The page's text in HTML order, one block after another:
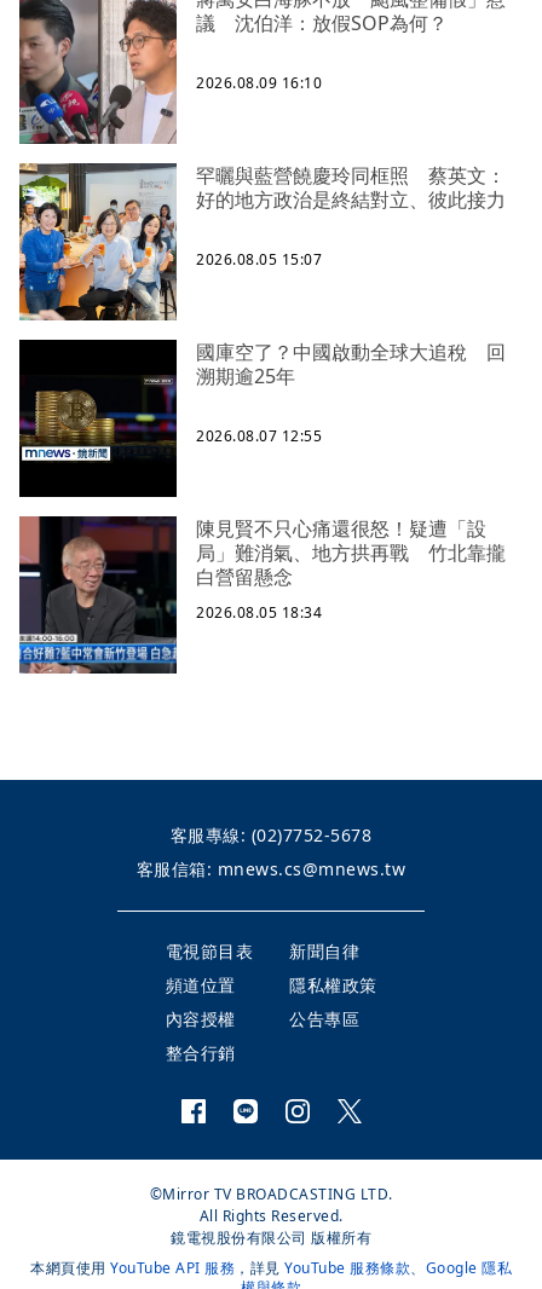
議 沈伯洋：放假SOP為何？
2026.08.09 16:10
罕曬與藍營饒慶玲同框照 蔡英文：
好的地方政治是終結對立、彼此接力
2026.08.05 15:07
國庫空了？中國啟動全球大追稅 回
溯期逾25年
2026.08.07 12:55
陳見賢不只心痛還很怒！疑遭「設
局」難消氣、地方拱再戰 竹北靠攏
白營留懸念
2026.08.05 18:34
客服專線: (02)7752-5678
客服信箱: mnews.cs@mnews.tw
電視節目表
新聞自律
頻道位置
隱私權政策
內容授權
公告專區
整合行銷
©Mirror TV BROADCASTING LTD.
All Rights Reserved.
鏡電視股份有限公司 版權所有
本網頁使用 YouTube API 服務 ，詳見 YouTube 服務條款、 Google 隱私